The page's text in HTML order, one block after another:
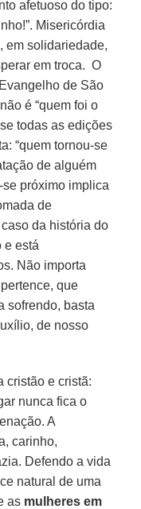
afetuoso do tipo:
Misericórdia
em solidariedade,
em troca. O
de São
é “quem foi o
todas as edições
“quem tornou-se
de alguém
se próximo implica
de
da história do
e está
Não importa
que
sofrendo, basta
de nosso
cristão e cristã:
nunca fica o
A
carinho,
Defendo a vida
natural de uma
as mulheres em